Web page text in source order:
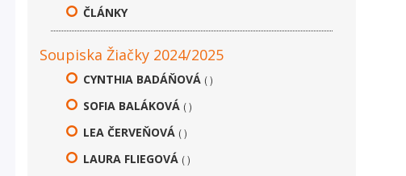
ČLÁNKY
Soupiska Žiačky 2024/2025
CYNTHIA BADÁŇOVÁ ( )
SOFIA BALÁKOVÁ ( )
LEA ČERVEŇOVÁ ( )
LAURA FLIEGOVÁ ( )